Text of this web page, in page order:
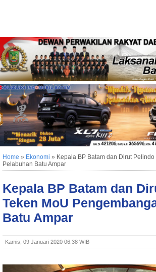
Home » Ekonomi » Kepala BP Batam dan Dirut
Pelabuhan Batu Ampar
Kepala BP Batam dan
Teken MoU
Batu Ampar
Kamis, 09 Januari 2020 06.38 WIB